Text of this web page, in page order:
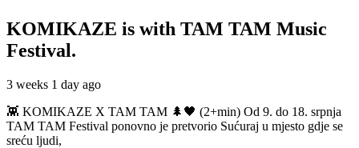
KOMIKAZE is with TAM TAM Music
Festival.
3 weeks 1 day ago
👾 KOMIKAZE X TAM TAM 🌲🖤 (2+min) Od 9. do 18. srpnja
TAM TAM Festival ponovno je pretvorio Sućuraj u mjesto gdje se
sreću ljudi,